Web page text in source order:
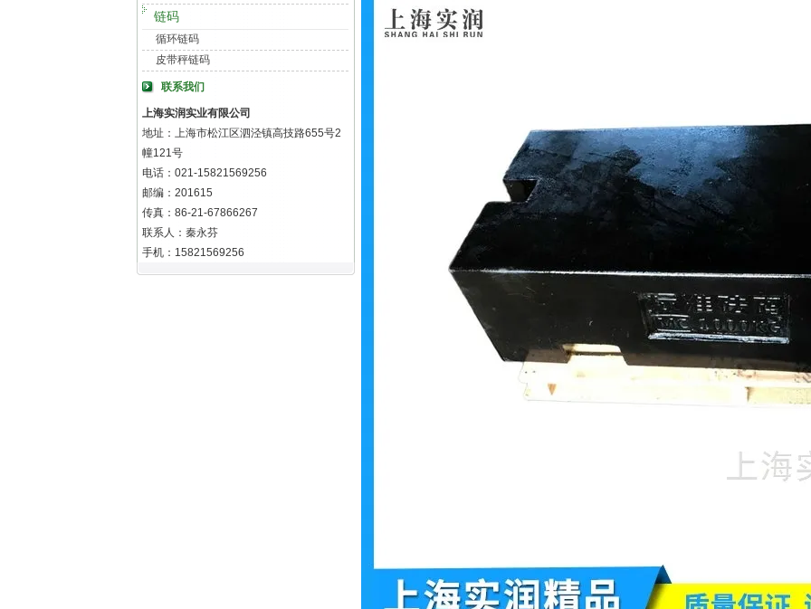
链码
循环链码
皮带秤链码
联系我们
上海实润实业有限公司
地址：上海市松江区泗泾镇高技路655号2
幢121号
电话：021-15821569256
邮编：201615
传真：86-21-67866267
联系人：秦永芬
手机：15821569256